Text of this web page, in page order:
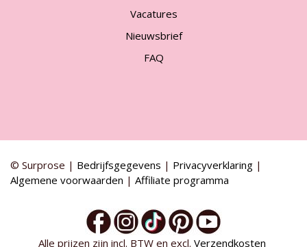
Vacatures
Nieuwsbrief
FAQ
© Surprose | Bedrijfsgegevens | Privacyverklaring |
Algemene voorwaarden | Affiliate programma
Alle prijzen zijn incl. BTW en excl. Verzendkosten